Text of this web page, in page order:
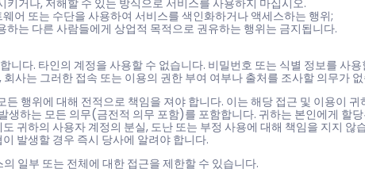
거나, 저해할 수 있는 방식으로 서비스를 사용하지 마십시오.
어 또는 수단을 사용하여 서비스를 색인화하거나 액세스하는 행위;
는 다른 사람들에게 상업적 목적으로 권유하는 행위는 금지됩니다.
다. 타인의 계정을 사용할 수 없습니다. 비밀번호 또는 식별 정보를 사용
사는 그러한 접속 또는 이용의 권한 부여 여부나 출처를 조사할 의무가
행위에 대해 전적으로 책임을 져야 합니다. 이는 해당 접근 및 이용이 귀
생하는 모든 의무(금전적 의무 포함)를 포함합니다. 귀하는 본인에게 할
귀하의 사용자 계정의 분실, 도난 또는 부정 사용에 대해 책임을 지지 않
발생할 경우 즉시 당사에 알려야 합니다.
일부 또는 전체에 대한 접근을 제한할 수 있습니다.